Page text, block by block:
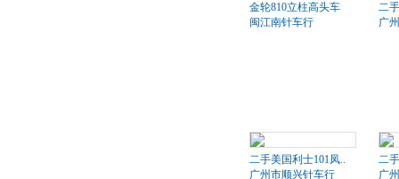
金轮810立柱高头车
闽江南针车行
二
广
二手美国利士101凤..
广州市顺兴针车行
二
广